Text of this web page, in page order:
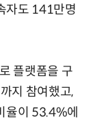
자도 141만명
플랫폼을 구
지 참여했고,
율이 53.4%에